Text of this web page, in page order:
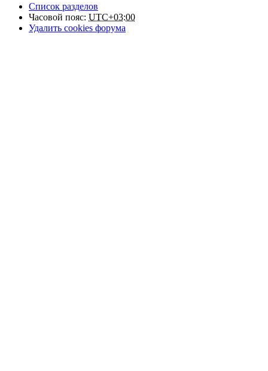
Список разделов
Часовой пояс: UTC+03:00
Удалить cookies форума